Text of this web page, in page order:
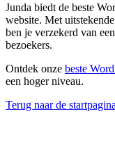
Junda biedt de beste
website. Met
ben je verzekerd van
bezoekers.
Ontdek onze beste
een hoger niveau.
Terug naar de startpagina